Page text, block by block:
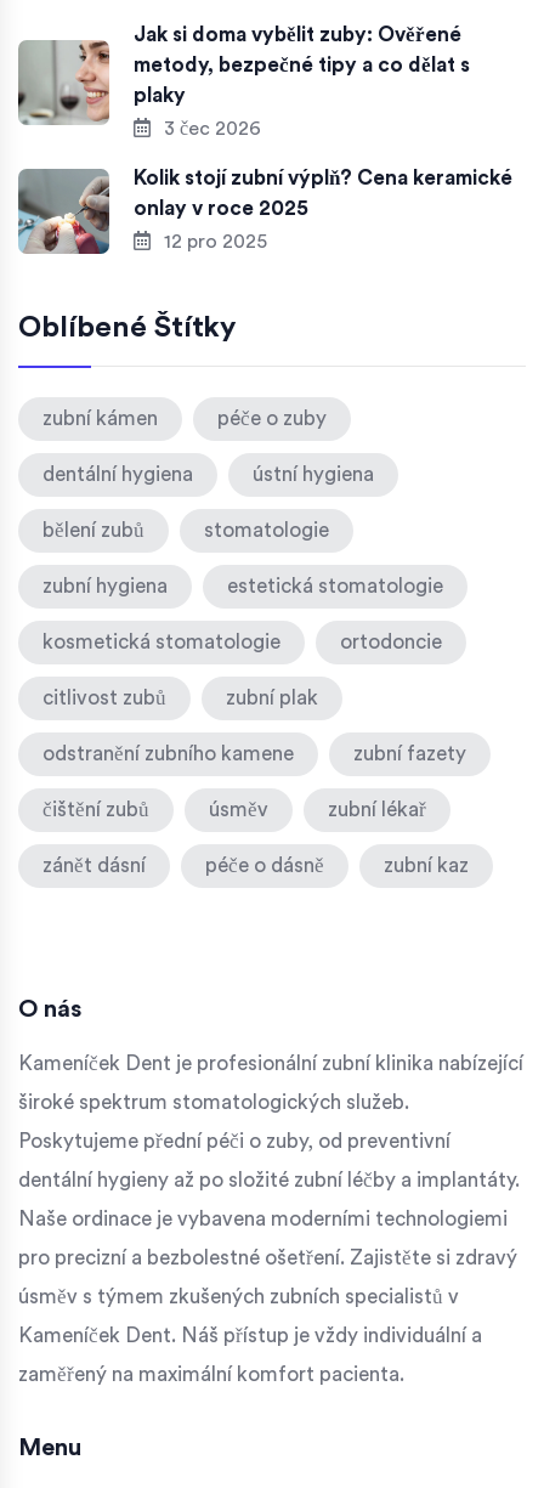
Jak si doma vybělit zuby: Ověřené
metody, bezpečné tipy a co dělat s
plaky
3 čec 2026
Kolik stojí zubní výplň? Cena keramické
onlay v roce 2025
12 pro 2025
Oblíbené Štítky
zubní kámen péče o zuby
dentální hygiena ústní hygiena
bělení zubů stomatologie
zubní hygiena estetická stomatologie
kosmetická stomatologie ortodoncie
citlivost zubů zubní plak
odstranění zubního kamene zubní fazety
čištění zubů úsměv zubní lékař
zánět dásní péče o dásně zubní kaz
O nás
Kameníček Dent je profesionální zubní klinika nabízející
široké spektrum stomatologických služeb.
Poskytujeme přední péči o zuby, od preventivní
dentální hygieny až po složité zubní léčby a implantáty.
Naše ordinace je vybavena moderními technologiemi
pro precizní a bezbolestné ošetření. Zajistěte si zdravý
úsměv s týmem zkušených zubních specialistů v
Kameníček Dent. Náš přístup je vždy individuální a
zaměřený na maximální komfort pacienta.
Menu